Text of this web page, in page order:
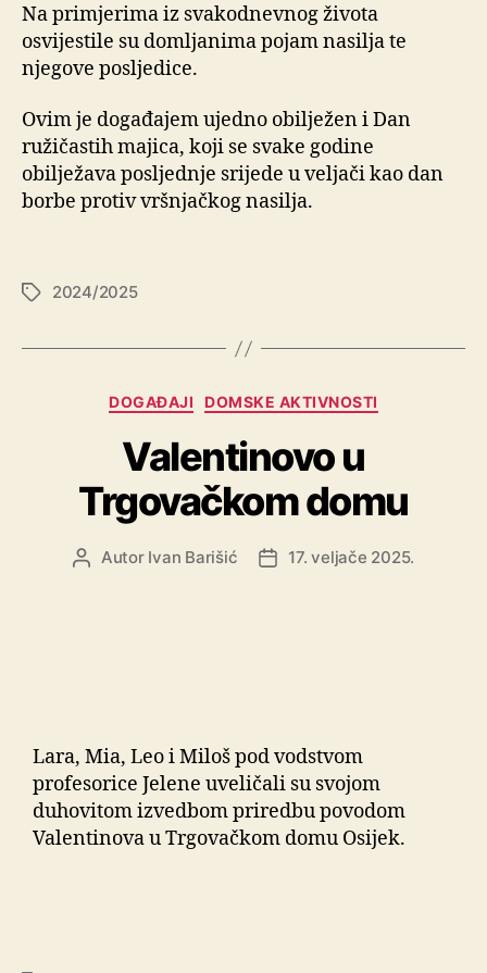
Na primjerima iz svakodnevnog života
osvijestile su domljanima pojam nasilja te
njegove posljedice.
Ovim je događajem ujedno obilježen i Dan
ružičastih majica, koji se svake godine
obilježava posljednje srijede u veljači kao dan
borbe protiv vršnjačkog nasilja.
2024/2025
DOGAĐAJI DOMSKE AKTIVNOSTI
Valentinovo u
Trgovačkom domu
Autor Ivan Barišić 17. veljače 2025.
Lara, Mia, Leo i Miloš pod vodstvom
profesorice Jelene uveličali su svojom
duhovitom izvedbom priredbu povodom
Valentinova u Trgovačkom domu Osijek.